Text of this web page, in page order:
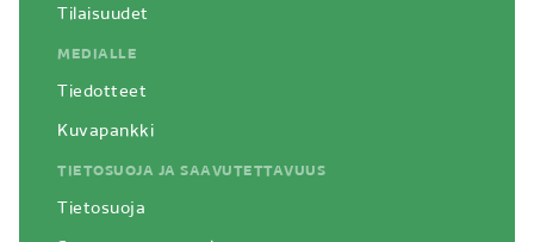
Tilaisuudet
MEDIALLE
Tiedotteet
Kuvapankki
TIETOSUOJA JA SAAVUTETTAVUUS
Tietosuoja